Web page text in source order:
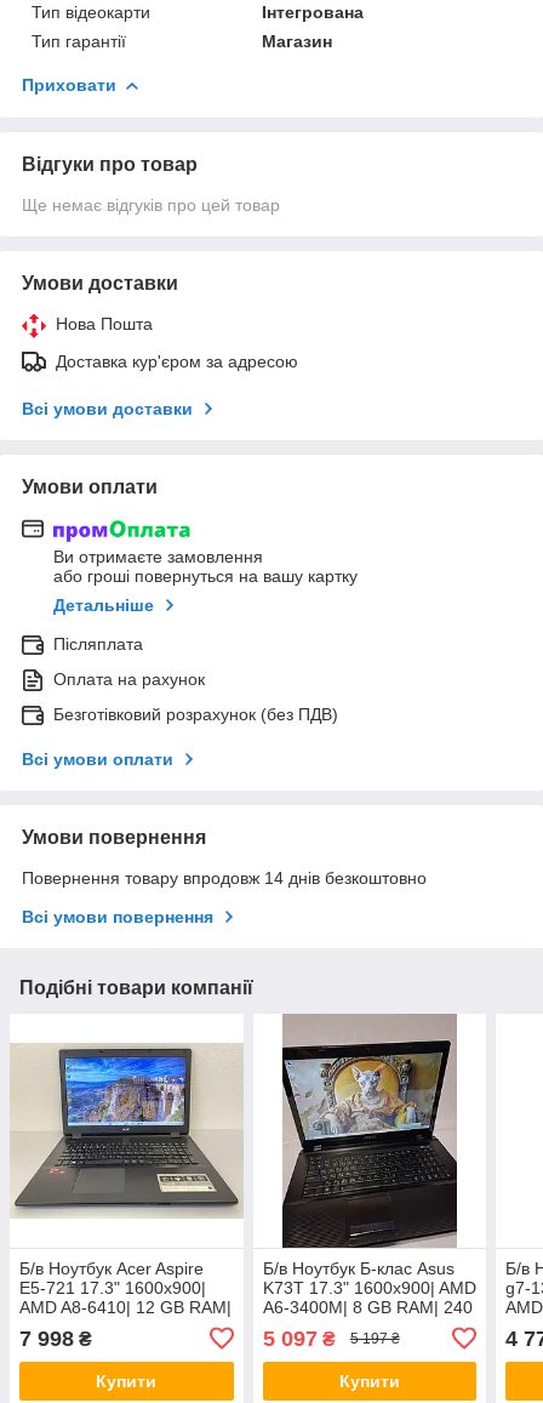
Тип відеокарти
Інтегрована
Тип гарантії
Магазин
Приховати
Відгуки про товар
Ще немає відгуків про цей товар
Умови доставки
Нова Пошта
Доставка кур'єром за адресою
Всі умови доставки
Умови оплати
Ви отримаєте замовлення
або гроші повернуться на вашу картку
Детальніше
Післяплата
Оплата на рахунок
Безготівковий розрахунок (без ПДВ)
Всі умови оплати
Умови повернення
Повернення товару впродовж 14 днів безкоштовно
Всі умови повернення
Подібні товари компанії
Б/в Ноутбук Acer Aspire
E5-721 17.3" 1600x900|
AMD A8-6410| 12 GB RAM|
240 GB SSD| Radeon R5
7 998 ₴
Купити
Б/в Ноутбук Б-клас Asus
K73T 17.3" 1600x900| AMD
A6-3400M| 8 GB RAM| 240
Radeon HD 6520G
5 097₴ 5 197 ₴
Купити
Б/в
g7-
4